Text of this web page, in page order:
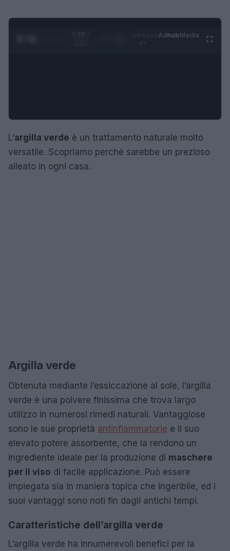
0:29 /
AdhubMedia
L’argilla verde è un trattamento naturale molto
versatile. Scopriamo perché sarebbe un prezioso
alleato in ogni casa.
Argilla verde
Obtenuta mediante l’essiccazione al sole, l’argilla
verde è una polvere finissima che trova largo
utilizzo in numerosi rimedi naturali. Vantaggiose
sono le sue proprietà antinfiammatorie e il suo
elevato potere assorbente, che la rendono un
ingrediente ideale per la produzione di maschere
per il viso di facile applicazione. Può essere
impiegata sia in maniera topica che ingeribile, ed i
suoi vantaggi sono noti fin dagli antichi tempi.
Caratteristiche dell’argilla verde
L’argilla verde ha innumerevoli benefici per la